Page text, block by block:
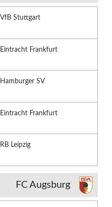
VfB Stuttgart
Eintracht Frankfurt
Hamburger SV
Eintracht Frankfurt
RB Leipzig
FC Augsburg